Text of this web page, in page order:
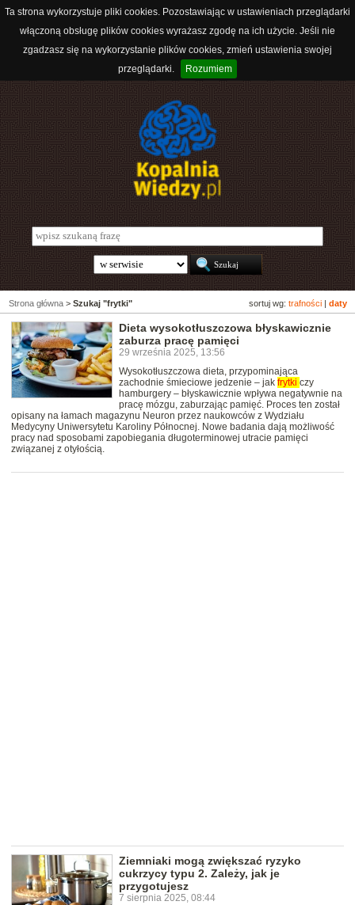
Ta strona wykorzystuje pliki cookies. Pozostawiając w ustawieniach przeglądarki
włączoną obsługę plików cookies wyrażasz zgodę na ich użycie. Jeśli nie
zgadzasz się na wykorzystanie plików cookies, zmień ustawienia swojej
przeglądarki.
Rozumiem
sortuj wg: trafności daty
Strona główna > Szukaj "frytki"
Dieta wysokotłuszczowa błyskawicznie
zaburza pracę pamięci
29 września 2025, 13:56
Wysokotłuszczowa dieta, przypominająca
zachodnie śmieciowe jedzenie – jak frytki czy
hamburgery – błyskawicznie wpływa negatywnie na
pracę mózgu, zaburzając pamięć. Proces ten został
opisany na łamach magazynu Neuron przez naukowców z Wydziału
Medycyny Uniwersytetu Karoliny Północnej. Nowe badania dają możliwość
pracy nad sposobami zapobiegania długoterminowej utracie pamięci
związanej z otyłością.
Ziemniaki mogą zwiększać ryzyko
cukrzycy typu 2. Zależy, jak je
przygotujesz
7 sierpnia 2025, 08:44